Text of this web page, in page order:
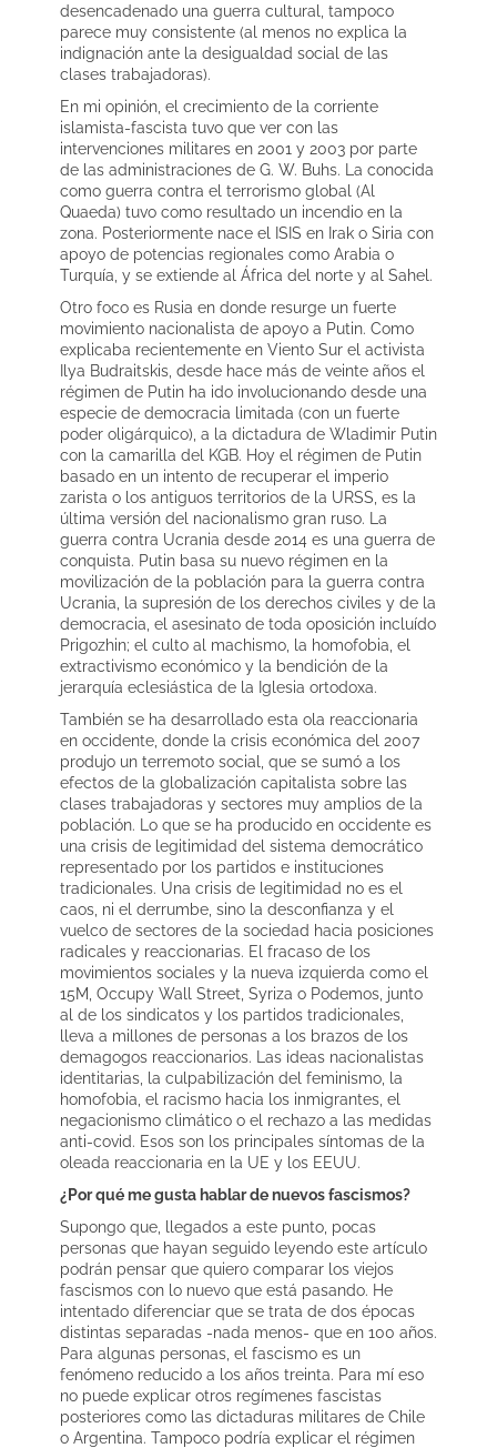
desencadenado una guerra cultural, tampoco
parece muy consistente (al menos no explica la
indignación ante la desigualdad social de las
clases trabajadoras).
En mi opinión, el crecimiento de la corriente
islamista-fascista tuvo que ver con las
intervenciones militares en 2001 y 2003 por parte
de las administraciones de G. W. Buhs. La conocida
como guerra contra el terrorismo global (Al
Quaeda) tuvo como resultado un incendio en la
zona. Posteriormente nace el ISIS en Irak o Siria con
apoyo de potencias regionales como Arabia o
Turquía, y se extiende al África del norte y al Sahel.
Otro foco es Rusia en donde resurge un fuerte
movimiento nacionalista de apoyo a Putin. Como
explicaba recientemente en Viento Sur el activista
Ilya Budraitskis, desde hace más de veinte años el
régimen de Putin ha ido involucionando desde una
especie de democracia limitada (con un fuerte
poder oligárquico), a la dictadura de Wladimir Putin
con la camarilla del KGB. Hoy el régimen de Putin
basado en un intento de recuperar el imperio
zarista o los antiguos territorios de la URSS, es la
última versión del nacionalismo gran ruso. La
guerra contra Ucrania desde 2014 es una guerra de
conquista. Putin basa su nuevo régimen en la
movilización de la población para la guerra contra
Ucrania, la supresión de los derechos civiles y de la
democracia, el asesinato de toda oposición incluído
Prigozhin; el culto al machismo, la homofobia, el
extractivismo económico y la bendición de la
jerarquía eclesiástica de la Iglesia ortodoxa.
También se ha desarrollado esta ola reaccionaria
en occidente, donde la crisis económica del 2007
produjo un terremoto social, que se sumó a los
efectos de la globalización capitalista sobre las
clases trabajadoras y sectores muy amplios de la
población. Lo que se ha producido en occidente es
una crisis de legitimidad del sistema democrático
representado por los partidos e instituciones
tradicionales. Una crisis de legitimidad no es el
caos, ni el derrumbe, sino la desconfianza y el
vuelco de sectores de la sociedad hacia posiciones
radicales y reaccionarias. El fracaso de los
movimientos sociales y la nueva izquierda como el
15M, Occupy Wall Street, Syriza o Podemos, junto
al de los sindicatos y los partidos tradicionales,
lleva a millones de personas a los brazos de los
demagogos reaccionarios. Las ideas nacionalistas
identitarias, la culpabilización del feminismo, la
homofobia, el racismo hacia los inmigrantes, el
negacionismo climático o el rechazo a las medidas
anti-covid. Esos son los principales síntomas de la
oleada reaccionaria en la UE y los EEUU.
¿Por qué me gusta hablar de nuevos fascismos?
Supongo que, llegados a este punto, pocas
personas que hayan seguido leyendo este artículo
podrán pensar que quiero comparar los viejos
fascismos con lo nuevo que está pasando. He
intentado diferenciar que se trata de dos épocas
distintas separadas -nada menos- que en 100 años.
Para algunas personas, el fascismo es un
fenómeno reducido a los años treinta. Para mí eso
no puede explicar otros regímenes fascistas
posteriores como las dictaduras militares de Chile
o Argentina. Tampoco podría explicar el régimen